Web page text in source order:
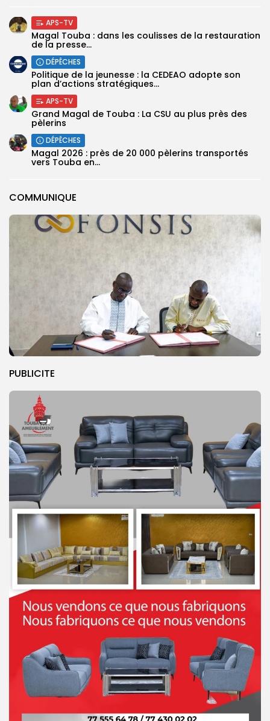
COMMUNIQUE
PUBLICITE
APS-TV
Magal Touba : dans les coulisses de la restauration
de la presse...
DÉPÊCHES
Politique de la jeunesse : la CEDEAO adopte son
plan d’actions stratégiques...
APS-TV
Grand Magal de Touba : La CSU au plus près des
pèlerins
DÉPÊCHES
Magal 2026 : près de 20 000 pèlerins transportés
vers Touba en...